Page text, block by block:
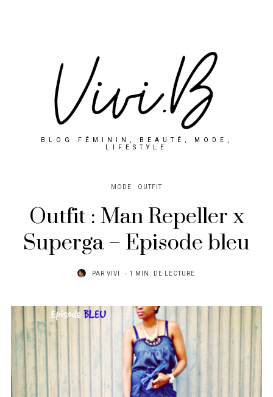
BLOG FÉMININ, BEAUTÉ, MODE,
LIFESTYLE
MODE OUTFIT
Outfit : Man Repeller x
Superga – Episode bleu
PAR VIVI 1 MIN. DE LECTURE